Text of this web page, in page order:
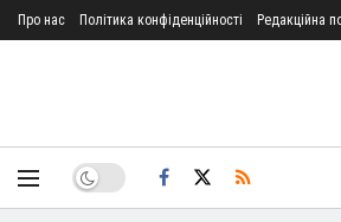
Про нас Політика конфіденційності Редакційна